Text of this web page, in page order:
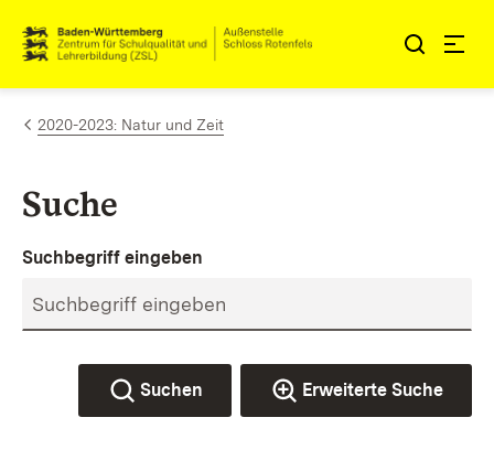
Zum Inhalt springen
Link zur Startseite
2020-2023: Natur und Zeit
Suche
Suchbegriff eingeben
Suchen Erweiterte Suche